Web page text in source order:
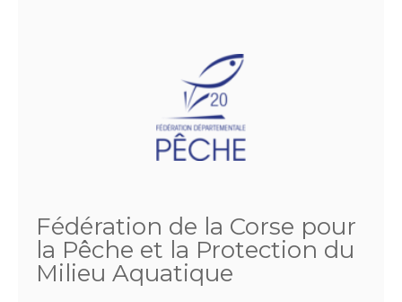
Fédération de la Corse pour
la Pêche et la Protection du
Milieu Aquatique